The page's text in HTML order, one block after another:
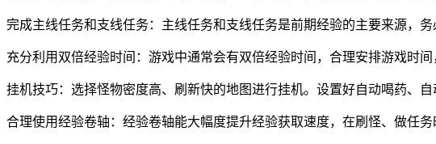
完成主线任务和支线任务：主线任务和支线任务是前期经验的主要来源，
充分利用双倍经验时间：游戏中通常会有双倍经验时间，合理安排游戏时
挂机技巧：选择怪物密度高、刷新快的地图进行挂机。设置好自动喝药、自
合理使用经验卷轴：经验卷轴能大幅度提升经验获取速度，在刷怪、做任务